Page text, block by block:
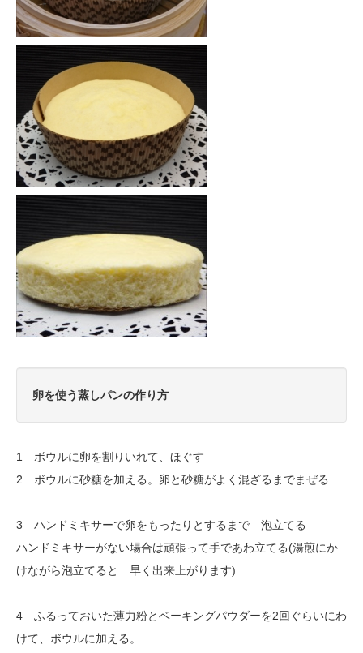
卵を使う蒸しパンの作り方
1 ボウルに卵を割りいれて、ほぐす
2 ボウルに砂糖を加える。卵と砂糖がよく混ざるまでまぜる
3 ハンドミキサーで卵をもったりとするまで 泡立てる
ハンドミキサーがない場合は頑張って手であわ立てる(湯煎にか
けながら泡立てると 早く出来上がります)
4 ふるっておいた薄力粉とベーキングパウダーを2回ぐらいにわ
けて、ボウルに加える。